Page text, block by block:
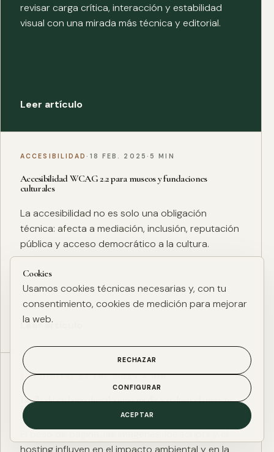
revisar carga crítica, interacción y estabilidad
visual con una mirada más técnica y editorial.
Leer artículo
ACCESIBILIDAD · 18 FEB. 2025 · 5 MIN
Accesibilidad WCAG 2.2 para museos y fundaciones
culturales
La accesibilidad no es solo una obligación
técnica: afecta a mediación, inclusión, reputación
pública y acceso democrático a la cultura.
Leer artículo
ESG DIGITAL·27 ENE. 2025·4 MIN
Huella de carbono digital: cómo medir y reducir el impacto
ESG de una web
El peso de página, las imágenes, los scripts y el
hosting influyen en el impacto ambiental y en la
Cookies
Usamos cookies técnicas necesarias y, con tu
consentimiento, cookies de medición para mejorar
la web.
RECHAZAR
CONFIGURAR
ACEPTAR